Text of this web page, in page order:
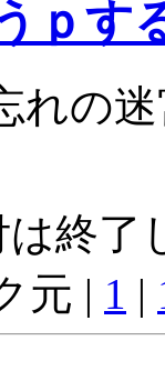
ｐす
れの
終了
元 | 1 |